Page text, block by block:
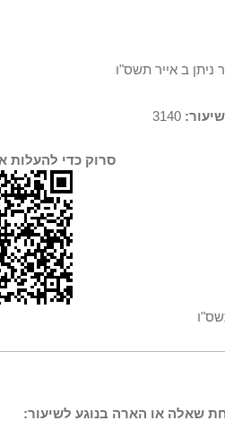
ניתן ב אייר תשס"ו
סרוק כדי להעלות
שאלה או הארה בנוגע לשיעור: